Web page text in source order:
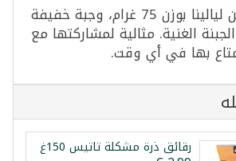
شيبس بالجبنة من ليالينا بوزن 75 غرام، وجبة خفيفة
الغنية. مثالية لمشاركتها مع
بها في أي وقت.
رقائق ذرة مشكلة تاتيس 150غ